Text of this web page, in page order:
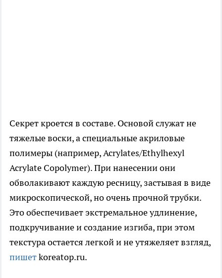
Секрет кроется в составе. Основой служат не
тяжелые воски, а специальные акриловые
полимеры (например, Acrylates/Ethylhexyl
Acrylate Copolymer). При нанесении они
обволакивают каждую ресницу, застывая в виде
микроскопической, но очень прочной трубки.
Это обеспечивает экстремальное удлинение,
подкручивание и создание изгиба, при этом
текстура остается легкой и не утяжеляет взгляд,
пишетkoreatop.ru.